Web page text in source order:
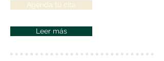
Agenda tu cita
Leer más